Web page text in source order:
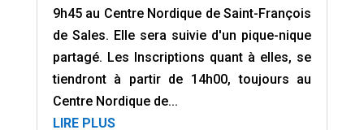
9h45 au Centre Nordique de Saint-François
de Sales. Elle sera suivie d'un pique-nique
partagé. Les Inscriptions quant à elles, se
tiendront à partir de 14h00, toujours au
Centre Nordique de...
LIRE PLUS